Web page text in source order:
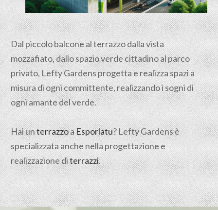
Dal piccolo balcone al terrazzo dalla vista
mozzafiato, dallo spazio verde cittadino al parco
privato, Lefty Gardens progetta e realizza spazi a
misura di ogni committente, realizzando i sogni di
ogni amante del verde.
Hai unterrazzoaEsporlatu? Lefty Gardens è
specializzata anche nella progettazione e
realizzazione diterrazzi.